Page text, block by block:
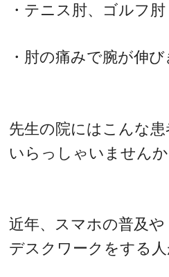
・テニス肘、ゴルフ肘
・肘の痛みで腕が伸
先生の院にはこんな患
いらっしゃいませんか
近年、スマホの普及や
デスクワークをする人